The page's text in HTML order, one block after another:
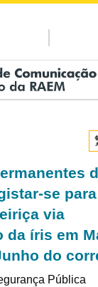
se
via
da íris em
do
Pública